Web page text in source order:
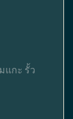
แกะ รั้ว